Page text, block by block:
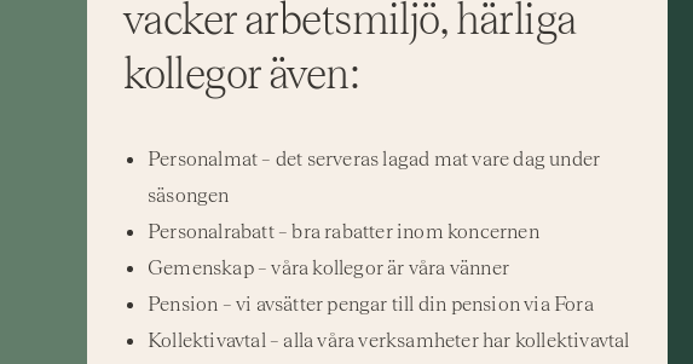
vacker arbetsmiljö, härliga
kollegor även:
Personalmat – det serveras lagad mat vare dag under
säsongen
Personalrabatt – bra rabatter inom koncernen
Gemenskap – våra kollegor är våra vänner
Pension – vi avsätter pengar till din pension via Fora
Kollektivavtal – alla våra verksamheter har kollektivavtal